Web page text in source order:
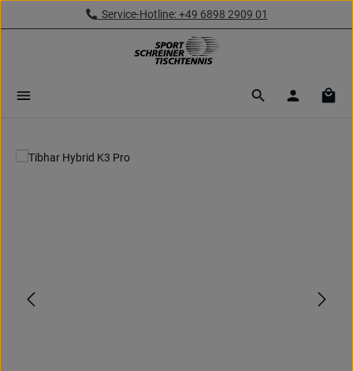
Zum Hauptinhalt springenService-Hotline: +49 6898 2909 01
Bildergalerie überspringen